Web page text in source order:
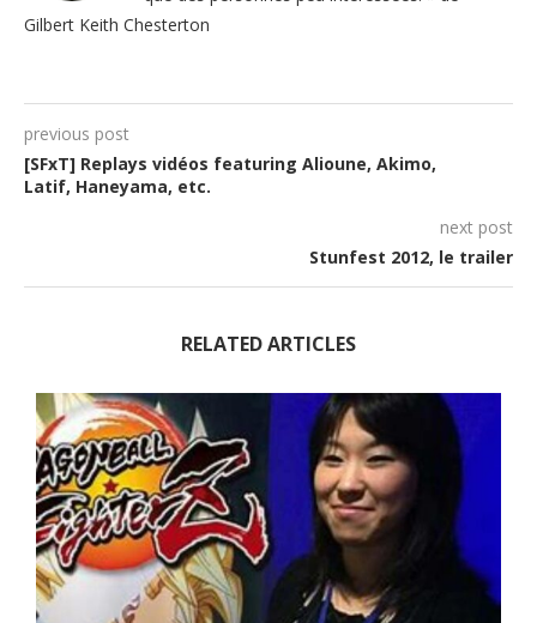
Gilbert Keith Chesterton
previous post
[SFxT] Replays vidéos featuring Alioune, Akimo,
Latif, Haneyama, etc.
next post
Stunfest 2012, le trailer
RELATED ARTICLES